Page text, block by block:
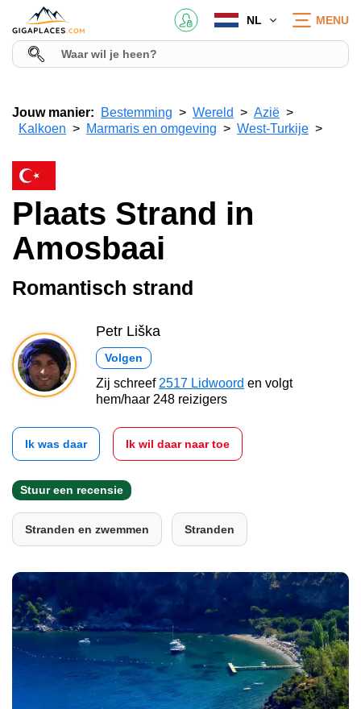
NL MENU
Jouw manier: Bestemming Wereld
Azië
Kalkoen
Marmaris en omgeving West-Turkije
Plaats Strand in
Amosbaai
Romantisch strand
Petr Liška
Volgen
Zij schreef 2517 Lidwoord en volgt
hem/haar 248 reizigers
Ik was daar Ik wil daar naar toe
Stuur een recensie
Stranden en zwemmen Stranden